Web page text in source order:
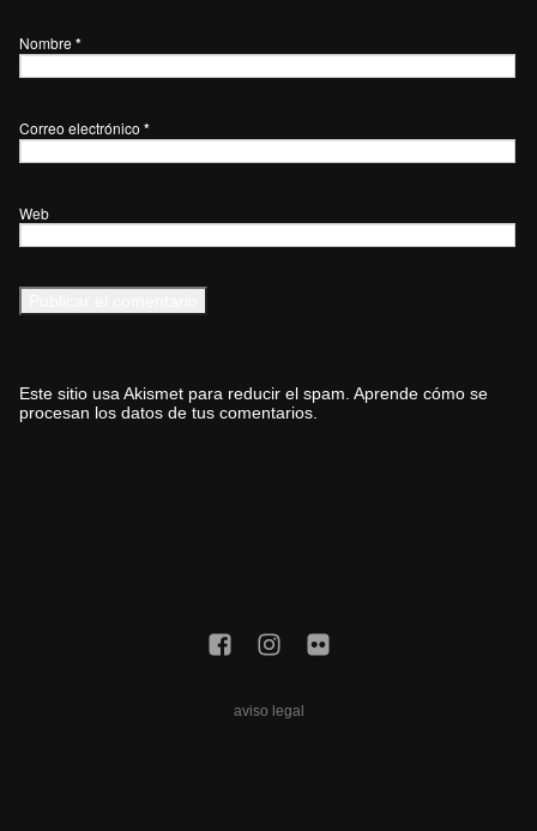
Nombre *
Correo electrónico *
Web
Este sitio usa Akismet para reducir el spam. Aprende cómo se
procesan los datos de tus comentarios.
aviso legal